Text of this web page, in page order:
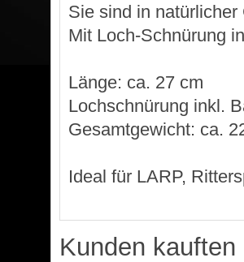
Sie sind in
Mit Loch-Schnürung
Länge: ca. 27 cm
Lochschnürung inkl.
Gesamtgewicht: ca.
Ideal für LARP,
Kunden